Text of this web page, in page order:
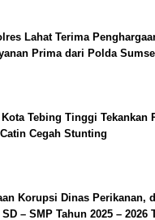
Lahat Terima
Prima dari Polda
Tebing Tinggi Tekankan
Cegah Stunting
Korupsi Dinas Perikanan,
SD – SMP Tahun 2025 – 2026